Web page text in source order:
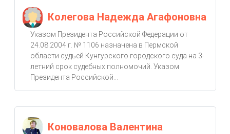
Колегова Надежда Агафоновна
Указом Президента Российской Федерации от
24.08.2004 г. № 1106 назначена в Пермской
области судьей Кунгурского городского суда на 3-
летний срок судебных полномочий. Указом
Президента Российской...
Коновалова Валентина